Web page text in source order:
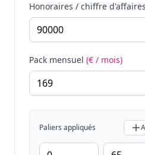
Honoraires / chiffre d'affaires
Pack mensuel (€ / mois)
Paliers appliqués